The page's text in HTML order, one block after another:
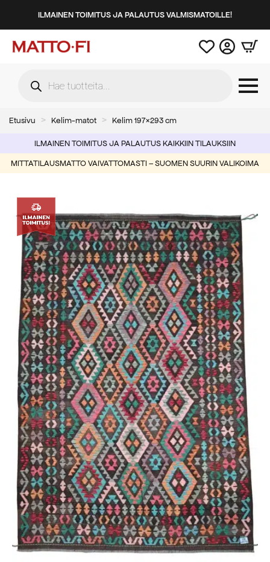
ILMAINEN TOIMITUS JA PALAUTUS VALMISMATOILLE!
search
Etusivu Kelim-matot Kelim 197×293 cm
ILMAINEN TOIMITUS JA PALAUTUS KAIKKIIN TILAUKSIIN
MITTATILAUSMATTO VAIVATTOMASTI – SUOMEN SUURIN VALIKOIMA
-59%